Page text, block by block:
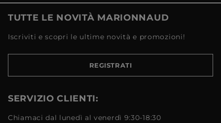
TUTTE LE NOVITÀ MARIONNAUD
Iscriviti e scopri le ultime novità e promozioni!
REGISTRATI
SERVIZIO CLIENTI:
Chiamaci dal lunedì al venerdì 9:30-18:30